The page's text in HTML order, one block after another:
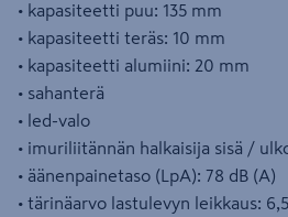
• kapasiteetti puu: 135 mm
• kapasiteetti teräs: 10 mm
• kapasiteetti alumiini: 20 mm
• sahanterä
• led-valo
• imuriliitännän halkaisija sisä /
• äänenpainetaso (LpA): 78 dB (A)
• tärinäarvo lastulevyn leikkaus: